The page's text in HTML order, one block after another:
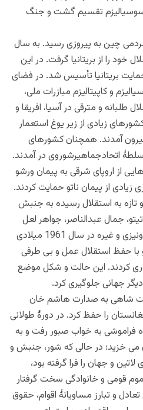
سوسیالیزم تقسیم گشت و جنگ
مردمی چین به پیروزی رسید. به سال
خود را از بریتانیا گرفت. در این
بریتانیا تأسیس شد. در فضای
و کاپیتالیزم مبازرات ملی،
طلبانه و مترقی در آسیا، افریقا و
زیادی از زیر یوغ استعمار
بیرون آمدند. همچنان کشورهای
اتحادجماهیرشوروی در آمدند.
از اروپای شرقی به پیمان ورشو
از پیمان ناتو حمایت کردند.
به استقلال رسیده به جنبش
جمال عبدالناصر، جواهر لعل
نهرو، سوکارتو رئیس جمهور اندونیزی و غیره در سال 1961 میلادی
حفظ استقلال عمل و بی طرفی
کردند. این حالت و شکل موضع
جهانی جلوگیری کرد.
شاهی به صدارت هاشم خان
را حفظ کرد. در دورۀ طولانی
فراموشی به خواب صبور رفت و به
می خزید؛ در حالی که شور، جنبش و
لاتین و جهان را فرا گرفته بود،
قومی و خانوادگی سخت گرفتار
و تبارز مساویانۀ اقوام، حقوق